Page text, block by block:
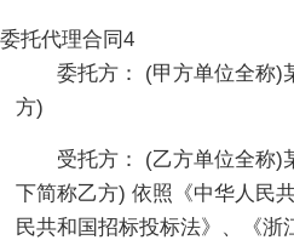
委托代理合同4
委托方： (甲方单位全称)
方)
受托方： (乙方单位全称)
下简称乙方) 依照《中华人民
民共和国招标投标法》、《浙